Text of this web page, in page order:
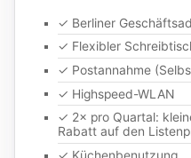
✓ Berliner
✓ Flexibler
✓ Postannahme
✓ Highspeed-WLAN
✓ 2× pro Quartal:
Rabatt auf den
✓ Küchenbenutzung